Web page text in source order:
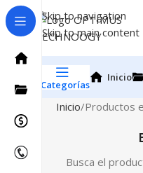
Skip to navigation
Skip to main content
Categorías
Inicio
Inicio Productos
Busca el